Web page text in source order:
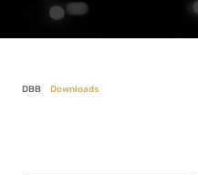
DBB Downloads